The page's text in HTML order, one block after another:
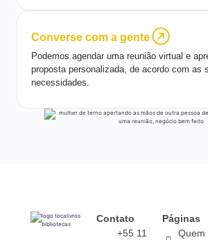
Converse com a gente
Podemos agendar uma reunião virtual e
proposta personalizada, de acordo com as
necessidades.
Contato
+55 11
Páginas
Quem